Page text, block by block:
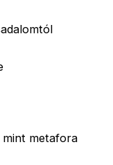
metafora